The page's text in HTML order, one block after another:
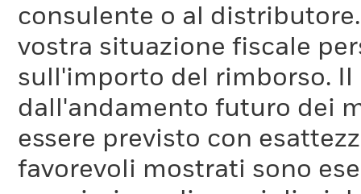
consulente o al
vostra situazione fiscale
sull'importo del rimborso.
dall'andamento futuro dei
essere previsto con
favorevoli mostrati sono